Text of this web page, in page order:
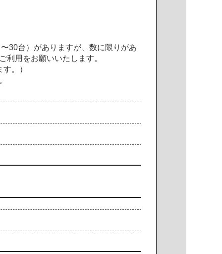
30台）がありますが、数に限りがあ
利用をお願いいたします。
。）